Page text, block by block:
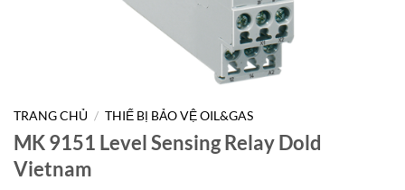
TRANG CHỦ / THIẾ BỊ BẢO VỆ OIL&GAS
MK 9151 Level Sensing Relay Dold
Vietnam